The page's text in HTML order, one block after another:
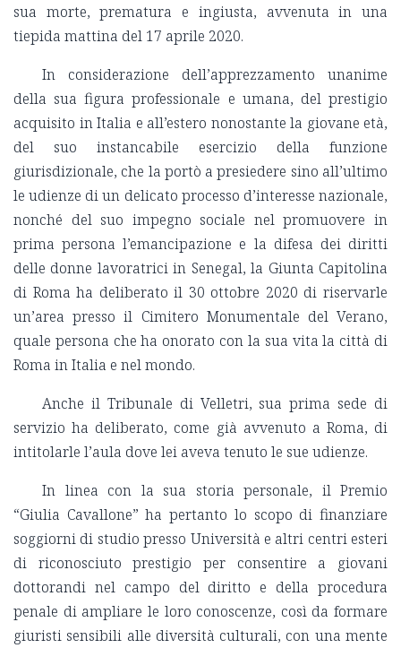
sua morte, prematura e ingiusta, avvenuta in una
tiepida mattina del 17 aprile 2020.
In considerazione dell’apprezzamento unanime
della sua figura professionale e umana, del prestigio
acquisito in Italia e all’estero nonostante la giovane età,
del suo instancabile esercizio della funzione
giurisdizionale, che la portò a presiedere sino all’ultimo
le udienze di un delicato processo d’interesse nazionale,
nonché del suo impegno sociale nel promuovere in
prima persona l’emancipazione e la difesa dei diritti
delle donne lavoratrici in Senegal, la Giunta Capitolina
di Roma ha deliberato il 30 ottobre 2020 di riservarle
un’area presso il Cimitero Monumentale del Verano,
quale persona che ha onorato con la sua vita la città di
Roma in Italia e nel mondo.
Anche il Tribunale di Velletri, sua prima sede di
servizio ha deliberato, come già avvenuto a Roma, di
intitolarle l’aula dove lei aveva tenuto le sue udienze.
In linea con la sua storia personale, il Premio
“Giulia Cavallone” ha pertanto lo scopo di finanziare
soggiorni di studio presso Università e altri centri esteri
di riconosciuto prestigio per consentire a giovani
dottorandi nel campo del diritto e della procedura
penale di ampliare le loro conoscenze, così da formare
giuristi sensibili alle diversità culturali, con una mente